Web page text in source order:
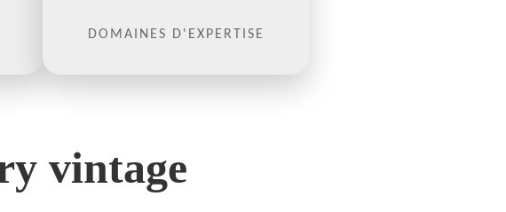
DOMAINES D'EXPERTISE
vintage